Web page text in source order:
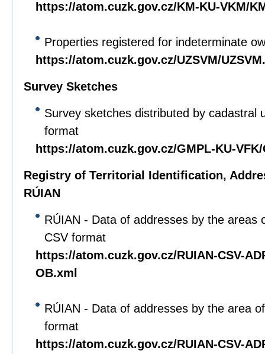
https://atom.cuzk.gov.cz/KM-KU-VKM/
Properties registered for indeterminate
https://atom.cuzk.gov.cz/UZSVM/
Survey Sketches
Survey sketches distributed by cadastral
format
https://atom.cuzk.gov.cz/GMPL-KU-
Registry of Territorial Identification,
RÚIAN
RÚIAN - Data of addresses by the areas
CSV format
https://atom.cuzk.gov.cz/RUIAN-CSV-
OB.xml
RÚIAN - Data of addresses by the area
format
https://atom.cuzk.gov.cz/RUIAN-CSV-